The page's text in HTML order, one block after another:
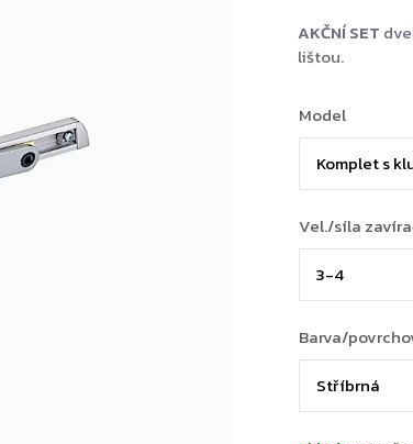
Model
Vel./síla
Barva/
AKČNÍ SET
lištou.